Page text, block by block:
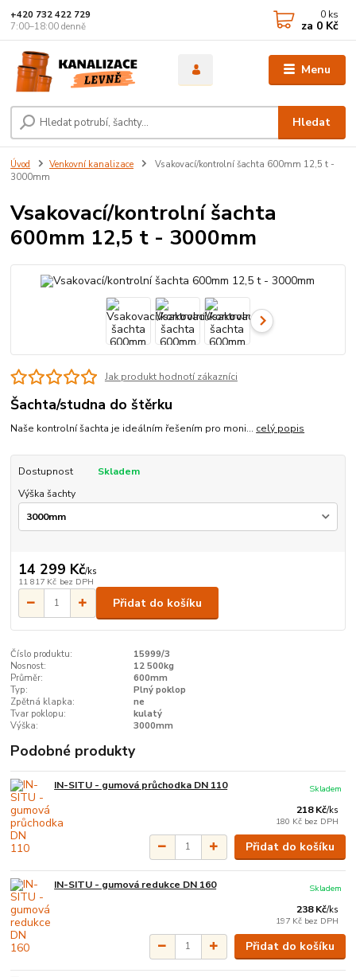
Menu
Hledat
+420 732 422 729
7:00–18:00 denně
0 ks
za 0 Kč
Úvod Venkovní kanalizace
Vsakovací/kontrolní šachta 600mm 12,5 t -
3000mm
Vsakovací/kontrolní šachta
600mm 12,5 t - 3000mm
Jak produkt hodnotí zákazníci
Šachta/studna do štěrku
Naše kontrolní šachta je ideálním řešením pro moni... celý popis
Dostupnost
Skladem
Výška šachty
14 299 Kč/ks
11 817 Kč bez DPH
Přidat do košíku
Číslo produktu:
15999/3
Nosnost:
12 500kg
Průměr:
600mm
Typ:
Plný poklop
Zpětná klapka:
ne
Tvar poklopu:
kulatý
Výška:
3000mm
Podobné produkty
IN-SITU - gumová průchodka DN 110
218 Kč/ks
180 Kč bez DPH
Skladem
Přidat do košíku
IN-SITU - gumová redukce DN 160
238 Kč/ks
197 Kč bez DPH
Skladem
Přidat do košíku